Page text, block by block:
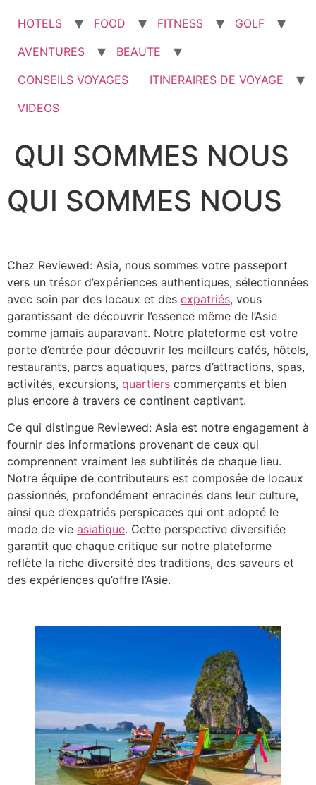
HOTELS FOOD FITNESS
GOLF
AVENTURES
BEAUTE
CONSEILS VOYAGES
ITINERAIRES DE VOYAGE
VIDEOS
QUI SOMMES NOUS
QUI SOMMES NOUS
Chez Reviewed: Asia, nous sommes votre passeport
vers un trésor d’expériences authentiques, sélectionnées
avec soin par des locaux et des expatriés, vous
garantissant de découvrir l’essence même de l’Asie
comme jamais auparavant. Notre plateforme est votre
porte d’entrée pour découvrir les meilleurs cafés, hôtels,
restaurants, parcs aquatiques, parcs d’attractions, spas,
activités, excursions, quartiers commerçants et bien
plus encore à travers ce continent captivant.
Ce qui distingue Reviewed: Asia est notre engagement à
fournir des informations provenant de ceux qui
comprennent vraiment les subtilités de chaque lieu.
Notre équipe de contributeurs est composée de locaux
passionnés, profondément enracinés dans leur culture,
ainsi que d’expatriés perspicaces qui ont adopté le
mode de vie asiatique. Cette perspective diversifiée
garantit que chaque critique sur notre plateforme
reflète la riche diversité des traditions, des saveurs et
des expériences qu’offre l’Asie.